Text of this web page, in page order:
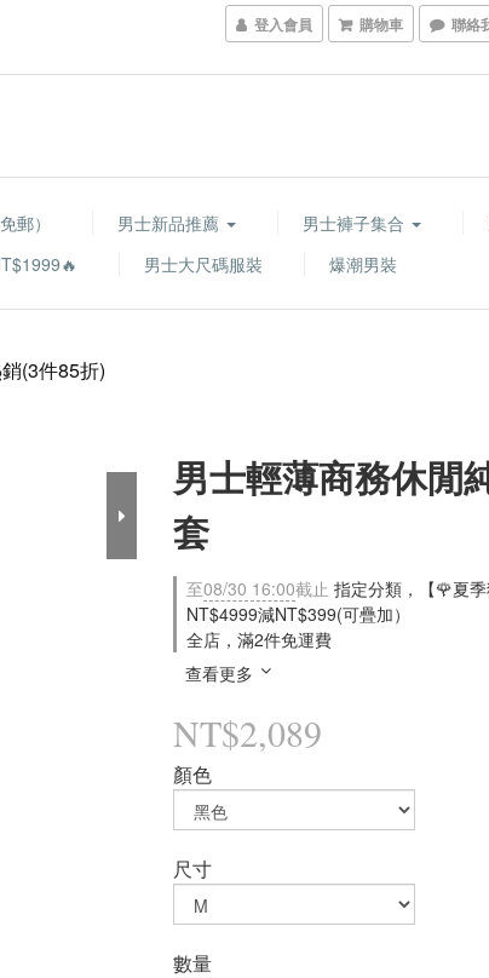
登入會員 購物車 聯絡
郵） 男士新品推薦 男士褲子集合
男士大尺碼服裝 爆潮男裝
(3件85折)
男士輕薄商務休閒
套
至08/30 16:00截止 指定分類，【🌹夏
NT$4999減NT$399(可疊加）
全店，滿2件免運費
查看更多
NT$2,089
顏色
尺寸
數量